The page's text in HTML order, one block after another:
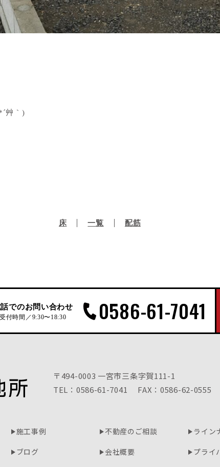
艸｀)
床 一覧 配筋
でのお問い合わせ
受付時間／9:30〜18:30 0586-61-7041
〒494-0003 一宮市三条字賀111-1
TEL：0586-61-7041
FAX：0586-62-0555
施工事例 不動産のご相談 ライン
ブログ 会社概要 プライ